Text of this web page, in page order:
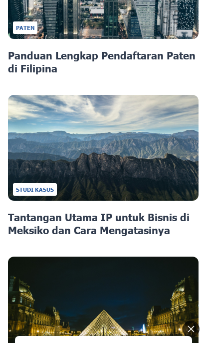
PATEN
Panduan Lengkap Pendaftaran Paten
di Filipina
STUDI KASUS
Tantangan Utama IP untuk Bisnis di
Meksiko dan Cara Mengatasinya